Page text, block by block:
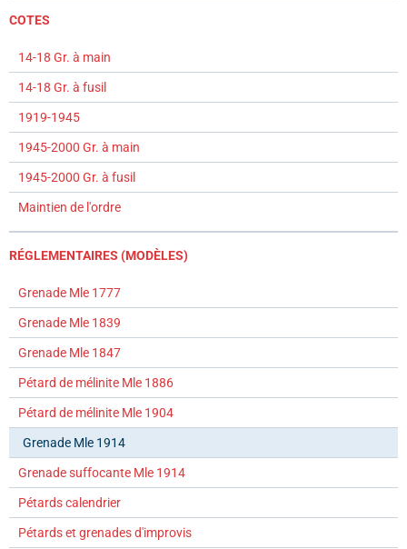
COTES
14-18 Gr. à main
14-18 Gr. à fusil
1919-1945
1945-2000 Gr. à main
1945-2000 Gr. à fusil
Maintien de l'ordre
RÉGLEMENTAIRES (MODÈLES)
Grenade Mle 1777
Grenade Mle 1839
Grenade Mle 1847
Pétard de mélinite Mle 1886
Pétard de mélinite Mle 1904
Grenade Mle 1914
Grenade suffocante Mle 1914
Pétards calendrier
Pétards et grenades d'improvis